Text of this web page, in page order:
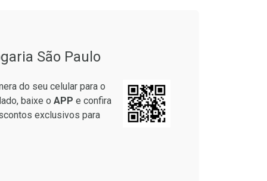
São Paulo
do seu celular para o
baixe o APP e confira
exclusivos para